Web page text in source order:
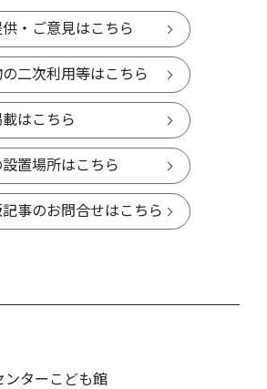
・ご意見はこちら
二次利用等はこちら
はこちら
置場所はこちら
事のお問合せはこちら
ンターこども館